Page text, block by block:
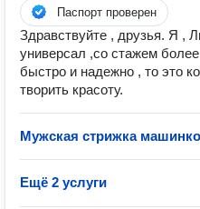
Паспорт проверен
Здравствуйте , друзья. Я ,
универсал ,со стажем
быстро и надежно , то это
творить красоту.
Мужская стрижка
Ещё 2 услуги